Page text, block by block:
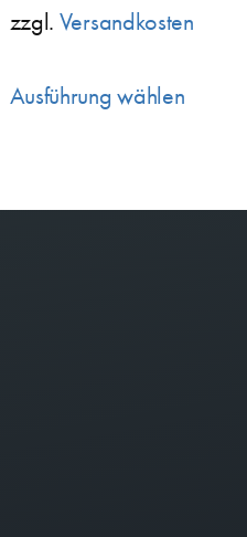
zzgl. Versandkosten
Ausführung wählen